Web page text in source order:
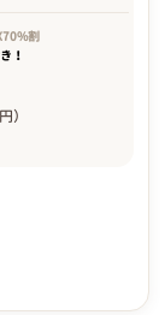
割
！
）